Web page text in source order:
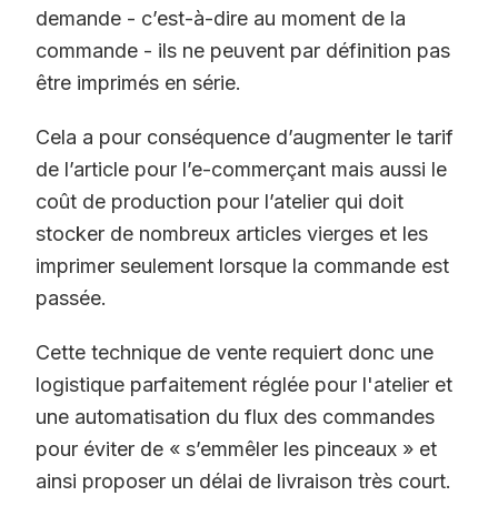
demande - c’est-à-dire au moment de la
commande - ils ne peuvent par définition pas
être imprimés en série.
Cela a pour conséquence d’augmenter le tarif
de l’article pour l’e-commerçant mais aussi le
coût de production pour l’atelier qui doit
stocker de nombreux articles vierges et les
imprimer seulement lorsque la commande est
passée.
Cette technique de vente requiert donc une
logistique parfaitement réglée pour l'atelier et
une automatisation du flux des commandes
pour éviter de « s’emmêler les pinceaux » et
ainsi proposer un délai de livraison très court.